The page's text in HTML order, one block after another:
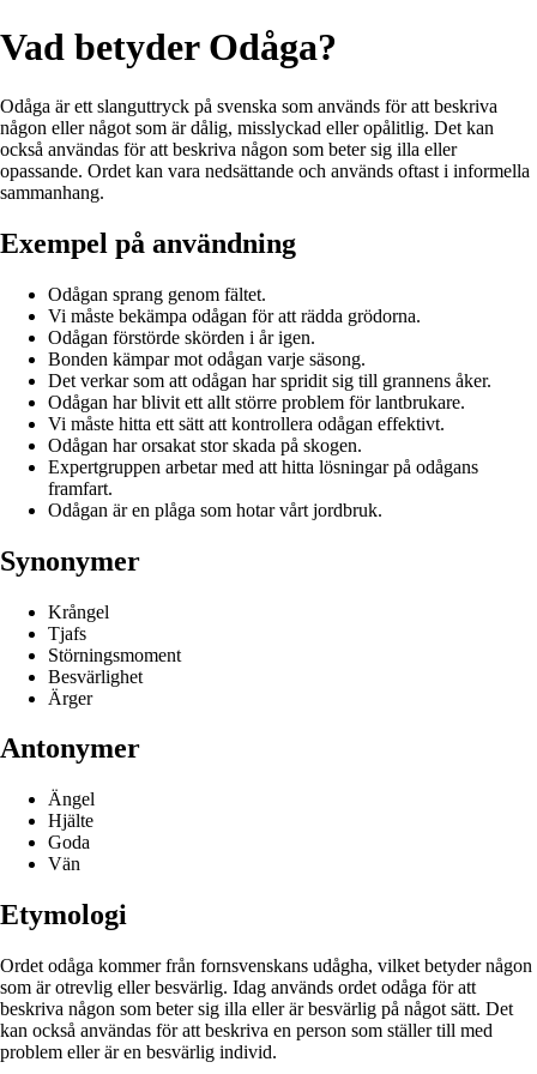
Vad betyder Odåga?
Odåga är ett slanguttryck på svenska som används för att beskriva
någon eller något som är dålig, misslyckad eller opålitlig. Det kan
också användas för att beskriva någon som beter sig illa eller
opassande. Ordet kan vara nedsättande och används oftast i informella
sammanhang.
Exempel på användning
Odågan sprang genom fältet.
Vi måste bekämpa odågan för att rädda grödorna.
Odågan förstörde skörden i år igen.
Bonden kämpar mot odågan varje säsong.
Det verkar som att odågan har spridit sig till grannens åker.
Odågan har blivit ett allt större problem för lantbrukare.
Vi måste hitta ett sätt att kontrollera odågan effektivt.
Odågan har orsakat stor skada på skogen.
Expertgruppen arbetar med att hitta lösningar på odågans
framfart.
Odågan är en plåga som hotar vårt jordbruk.
Synonymer
Krångel
Tjafs
Störningsmoment
Besvärlighet
Ärger
Antonymer
Ängel
Hjälte
Goda
Vän
Etymologi
Ordet odåga kommer från fornsvenskans udågha, vilket betyder någon
som är otrevlig eller besvärlig. Idag används ordet odåga för att
beskriva någon som beter sig illa eller är besvärlig på något sätt. Det
kan också användas för att beskriva en person som ställer till med
problem eller är en besvärlig individ.